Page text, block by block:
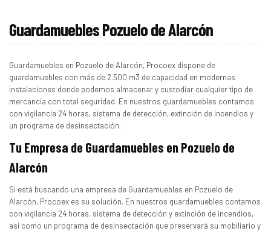
Guardamuebles Pozuelo de Alarcón
Guardamuebles en Pozuelo de Alarcón, Procoex dispone de
guardamuebles con más de 2.500 m3 de capacidad en modernas
instalaciones donde podemos almacenar y custodiar cualquier tipo de
mercancía con total seguridad. En nuestros guardamuebles contamos
con vigilancia 24 horas, sistema de detección, extinción de incendios y
un programa de desinsectación.
Tu Empresa de Guardamuebles en Pozuelo de
Alarcón
Si está buscando una empresa de Guardamuebles en Pozuelo de
Alarcón, Procoex es su solución. En nuestros guardamuebles contamos
con vigilancia 24 horas, sistema de detección y extinción de incendios,
así como un programa de desinsectación que preservará su mobiliario y